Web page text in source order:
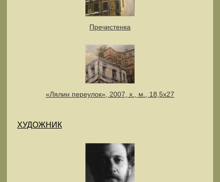
Пречистенка
«Лялин переулок», 2007, х., м., 18,5х27
ХУДОЖНИК